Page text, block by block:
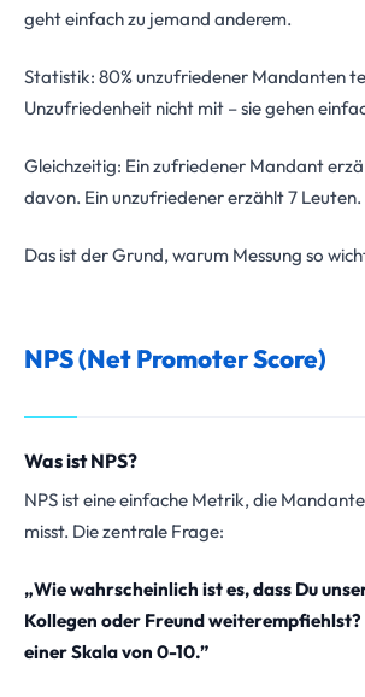
geht einfach zu jemand anderem.
Statistik: 80% unzufriedener Mandanten
Unzufriedenheit nicht mit – sie gehen
Gleichzeitig: Ein zufriedener Mandant
davon. Ein unzufriedener erzählt 7 Leuten.
Das ist der Grund, warum Messung so
NPS (Net Promoter Score)
Was ist NPS?
NPS ist eine einfache Metrik, die
misst. Die zentrale Frage:
„Wie wahrscheinlich ist es, dass Du
Kollegen oder Freund
einer Skala von 0-10.”